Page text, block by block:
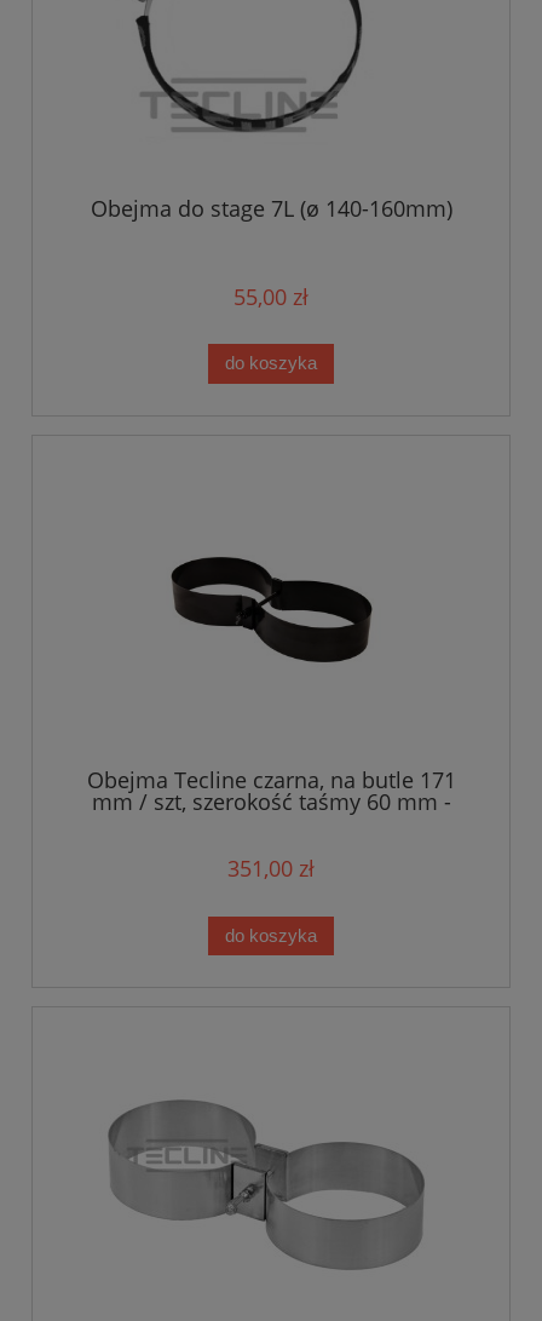
Obejma do stage 7L (ø 140-160mm)
55,00 zł
do koszyka
Obejma Tecline czarna, na butle 171
mm / szt, szerokość taśmy 60 mm -
351,00 zł
do koszyka